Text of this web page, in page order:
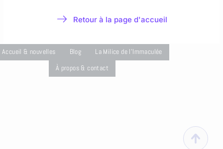
Accueil & nouvelles Blog
La Milice de l'Immaculée
À propos & contact